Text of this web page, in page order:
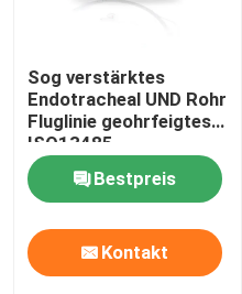
Alle Fälle
Referenzen
UND Rohr-Fluglinie
Kehlkopfmasken-Fluglinie
Sog verstärktes
Endotracheal UND Rohr
Fluglinie geohrfeigtes
ISO13485
bescheinigten
Bestpreis
Kontakt